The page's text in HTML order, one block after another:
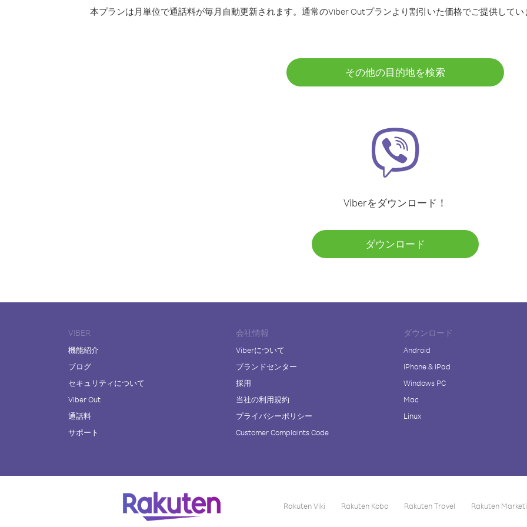
本プランは月単位で通話料が毎月自動更新されます。通常のViber Outプランより割引いた価格でご提供してい
その他の目的地を検索
Viberをダウンロード！
ダウンロード
VIBER
機能紹介
ブログ
セキュリティについて
Viber Out
通話料
サポート
会社情報
Viberについて
ブランドセンター
採用
当社の利用規約
プライバシーポリシー
Customer Complaints Code
ダウンロード
Android
iPhone & iPad
Windows PC
Mac
Linux
Rakuten Viki Rakuten Kobo Rakuten Travel Rakuten